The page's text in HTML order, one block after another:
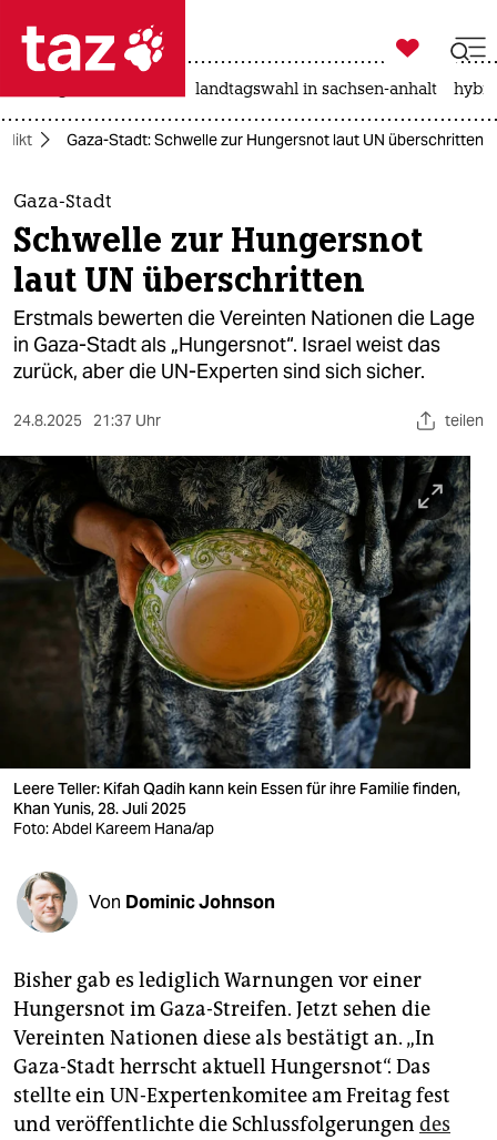
 taz zahl ich
taz zahl ich
themen
politik
öko
gesellschaft
sport
berlin
nord
wahrheit
verlag
veranstaltungen
shop
fragen & hilfe
unterstützen
abo
epaper login

taz zahl ich
landtagswahl in sachsen-anhalt
Gaza-Stadt: Schwelle zur Hungersnot laut UN überschritten
Gaza-Stadt
Schwelle zur Hungersnot
laut UN überschritten
Erstmals bewerten die Vereinten Nationen die Lage
in Gaza-Stadt als „Hungersnot“. Israel weist das
zurück, aber die UN-Experten sind sich sicher.
24.8.2025 21:37 Uhr teilen
Leere Teller: Kifah Qadih kann kein Essen für ihre Familie finden,
Khan Yunis, 28. Juli 2025
Foto: Abdel Kareem Hana/ap
Von Dominic Johnson
Bisher gab es lediglich Warnungen vor einer
Hungersnot im Gaza-Streifen. Jetzt sehen die
Vereinten Nationen diese als bestätigt an. „In
Gaza-Stadt herrscht aktuell Hungersnot“. Das
stellte ein UN-Expertenkomitee am Freitag fest
und veröffentlichte die Schlussfolgerungen des